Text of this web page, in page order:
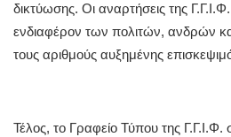
δικτύωσης. Οι αναρτήσεις της
ενδιαφέρον των πολιτών, ανδρών
τους αριθμούς αυξημένης
Τέλος, το Γραφείο Τύπου της Γ.Γ.Ι.Φ.